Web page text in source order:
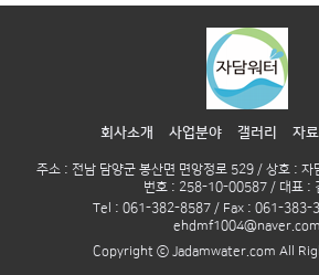
회사소개 사업분야 갤러리 자
주소 : 전남 담양군 봉산면 면앙정로 529 / 상호 : 자
번호 : 258-10-00587 / 대표 :
Tel : 061-382-8587 / Fax : 061-383-
ehdmf1004@naver.com
Copyright ⓒ Jadamwater.com All